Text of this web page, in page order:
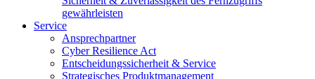
gewährleisten
Service
Ansprechpartner
Cyber Resilience Act
Entscheidungssicherheit & Service
Strategisches Produktmanagement